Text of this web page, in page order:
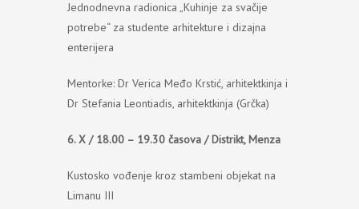
Jednodnevna radionica „Kuhinje za svačije
potrebe“ za studente arhitekture i dizajna
enterijera
Mentorke: Dr Verica Međo Krstić, arhitektkinja i
Dr Stefania Leontiadis, arhitektkinja (Grčka)
6. X / 18.00 – 19.30 časova / Distrikt, Menza
Kustosko vođenje kroz stambeni objekat na
Limanu III